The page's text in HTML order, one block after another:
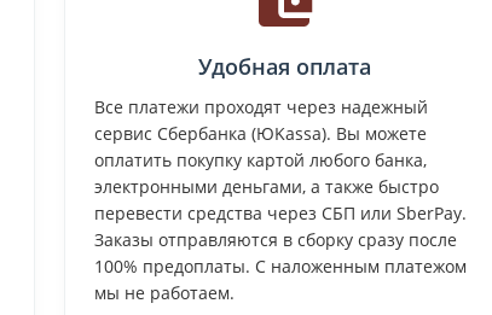
Удобная оплата
Все платежи проходят через надежный
сервис Сбербанка (ЮKassa). Вы можете
оплатить покупку картой любого банка,
электронными деньгами, а также быстро
перевести средства через СБП или SberPay.
Заказы отправляются в сборку сразу после
100% предоплаты. С наложенным платежом
мы не работаем.